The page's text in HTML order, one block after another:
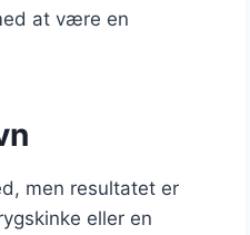
at være en
men resultatet er
eller en